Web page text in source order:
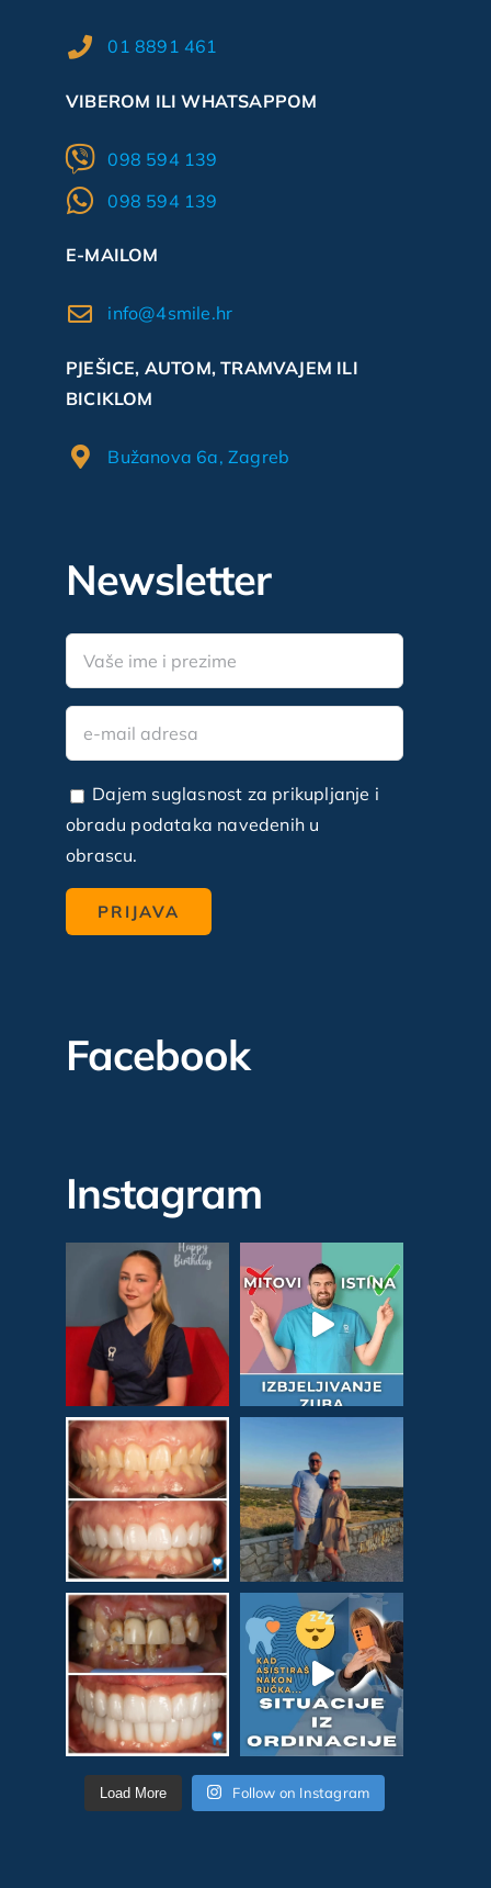
01 8891 461
VIBEROM ILI WHATSAPPOM
098 594 139
098 594 139
E-MAILOM
info@4smile.hr
PJEŠICE, AUTOM, TRAMVAJEM ILI
BICIKLOM
Bužanova 6a, Zagreb
Newsletter
Dajem suglasnost za prikupljanje i
obradu podataka navedenih u
obrascu.
Facebook
Instagram
Load More Follow on Instagram